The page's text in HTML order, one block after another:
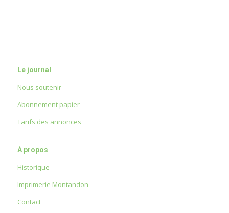
Le journal
Nous soutenir
Abonnement papier
Tarifs des annonces
À propos
Historique
Imprimerie Montandon
Contact